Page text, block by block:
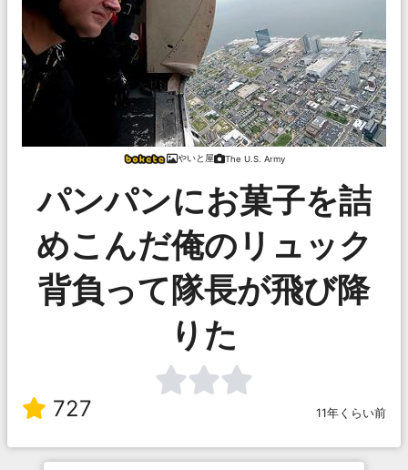
やいと屋 The U.S. Army
パンパンにお菓子を詰
めこんだ俺のリュック
背負って隊長が飛び降
りた
727 11年くらい前